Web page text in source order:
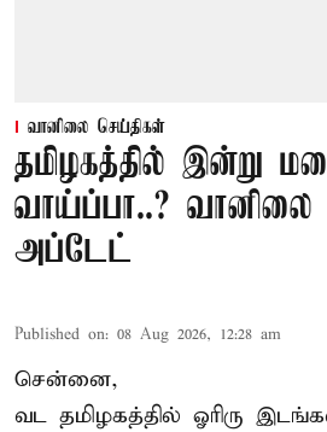
வானிலை செய்திகள்
தமிழகத்தில் இன்று
வாய்ப்பா..?
அப்டேட்
Published on: 08 Aug 2026, 12:28 am
சென்னை,
வட தமிழகத்தில் ஓரிரு